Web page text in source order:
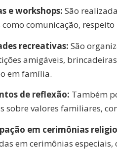
e workshops: São
comunicação,
recreativas: São
amigáveis,
em família.
de reflexão: Também
sobre valores familiares,
em cerimônias
em cerimônias